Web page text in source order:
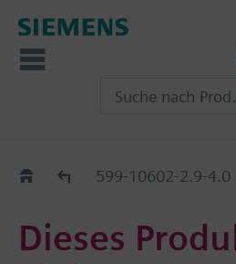
Old2New599-10602-2.9-4.0
Dieses